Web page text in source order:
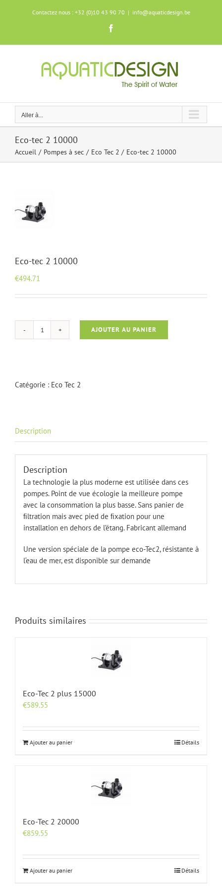
Contactez nous : +32 (0)10 43 90 70 | info@aquaticdesign.be
Aller à...
Eco-tec 2 10000
Accueil Pompes à sec Eco Tec 2 Eco-tec 2 10000
Eco-tec 2 10000
€494.71
quantité
AJOUTER AU PANIER
Catégorie : Eco Tec 2
Description
Description
La technologie la plus moderne est utilisée dans ces
pompes. Point de vue écologie la meilleure pompe
avec la consommation la plus basse. Sans panier de
ﬁltration mais avec pied de ﬁxation pour une
installation en dehors de l’étang. Fabricant allemand
Une version spéciale de la pompe eco-Tec2, résistante à
l‘eau de mer, est disponible sur demande
Produits similaires
Eco-Tec 2 plus 15000
€589.55
Ajouter au panier Détails
Eco-Tec 2 20000
€859.55
Ajouter au panier Détails